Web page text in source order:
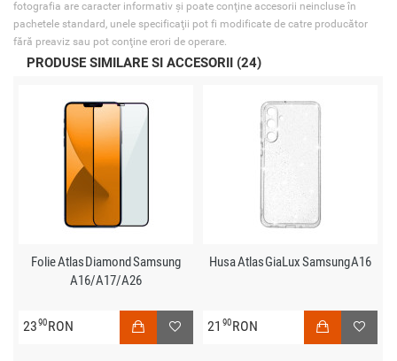
fotografia are caracter informativ şi poate conţine accesorii neincluse în
pachetele standard, unele specificaţii pot fi modificate de catre producător
fără preaviz sau pot conţine erori de operare.
PRODUSE SIMILARE SI ACCESORII (24)
Folie Atlas Diamond Samsung
A16/A17/A26
2390RON
Husa Atlas GiaLux Samsung A16
21 90RON